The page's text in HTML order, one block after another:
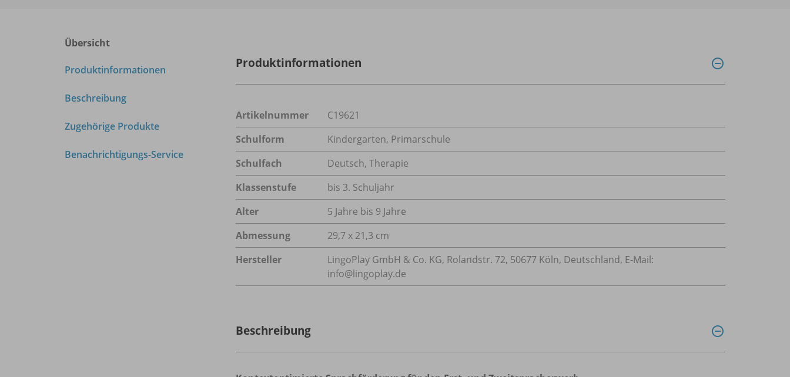
Übersicht
Produktinformationen
Beschreibung
Zugehörige Produkte
Benachrichtigungs-Service
Produktinformationen
Artikelnummer
C19621
Schulform
Kindergarten, Primarschule
Schulfach
Deutsch, Therapie
Klassenstufe
bis 3. Schuljahr
Alter
5 Jahre bis 9 Jahre
Abmessung
29,7 x 21,3 cm
Hersteller
LingoPlay GmbH & Co. KG, Rolandstr. 72, 50677 Köln, Deutschland, E-Mail:
info@lingoplay.de
Beschreibung